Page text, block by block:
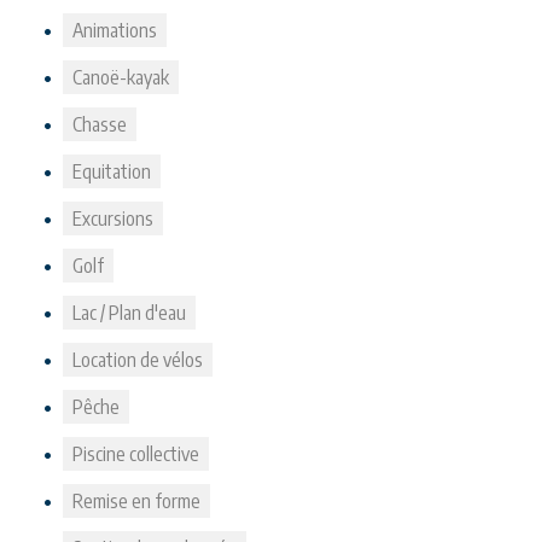
Animations
Canoë-kayak
Chasse
Equitation
Excursions
Golf
Lac / Plan d'eau
Location de vélos
Pêche
Piscine collective
Remise en forme